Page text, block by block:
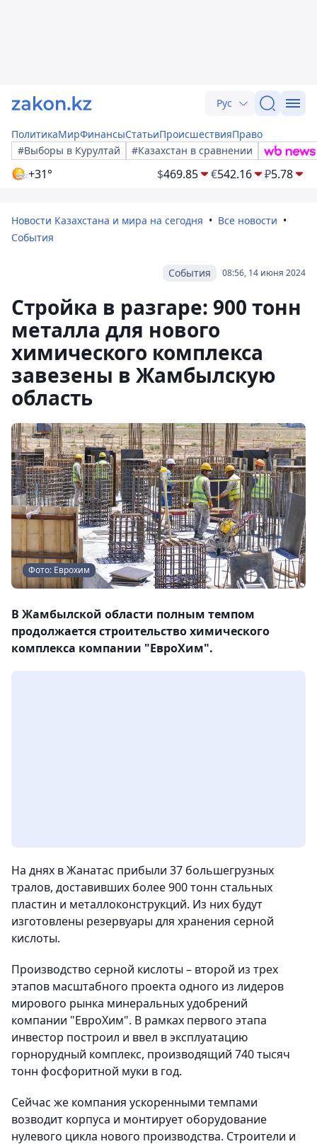
Рус
ПолитикаМирФинансыСтатьиПроисшествияПраво
#Выборы в Курултай
#Казахстан в сравнении
+31° $469.85 €542.16 ₽5.78
Новости Казахстана и мира на сегодня
Все новости
События
08:56, 14 июня 2024
События
Стройка в разгаре: 900 тонн
металла для нового
химического комплекса
завезены в Жамбылскую
область
Фото: Еврохим
В Жамбылской области полным темпом
продолжается строительство химического
комплекса компании "ЕвроХим".
На днях в Жанатас прибыли 37 большегрузных
тралов, доставивших более 900 тонн стальных
пластин и металлоконструкций. Из них будут
изготовлены резервуары для хранения серной
кислоты.
Производство серной кислоты – второй из трех
этапов масштабного проекта одного из лидеров
мирового рынка минеральных удобрений
компании "ЕвроХим". В рамках первого этапа
инвестор построил и ввел в эксплуатацию
горнорудный комплекс, производящий 740 тысяч
тонн фосфоритной муки в год.
Сейчас же компания ускоренными темпами
возводит корпуса и монтирует оборудование
нулевого цикла нового производства. Строители и